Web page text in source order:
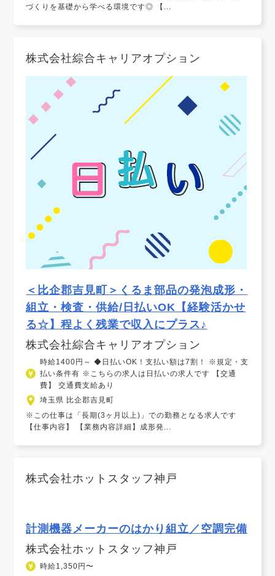
づくりを基礎から学べる環境です◎ 【...
株式会社綜合キャリアオプション
＜比企郡吉見町＞くるま部品の発泡成形・
組立・検査・供給/日払いOK【経験活かせ
る☆】程よく残業で収入にプラス♪
株式会社綜合キャリアオプション
時給1400円～ ◆日払いOK！支払い額は7割！ ※規定・支
払い条件有 ※こちらの求人は日払いの求人です 【交通
費】 交通費支給あり
埼玉県 比企郡吉見町
※この仕事は「長期(3ヶ月以上)」での勤務となる求人です
【仕事内容】 【業務内容詳細】成形発...
株式会社ホットスタッフ神戸
計測機器メーカーのはかり組立／空調完備
株式会社ホットスタッフ神戸
時給1,350円〜